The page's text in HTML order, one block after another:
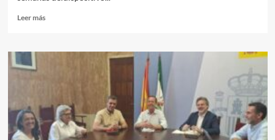
Leer másLeer
La
supera
enAlmería
los